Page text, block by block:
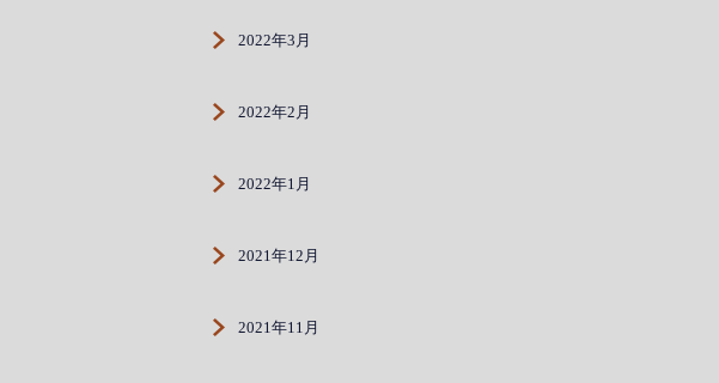
2022年3月
2022年2月
2022年1月
2021年12月
2021年11月